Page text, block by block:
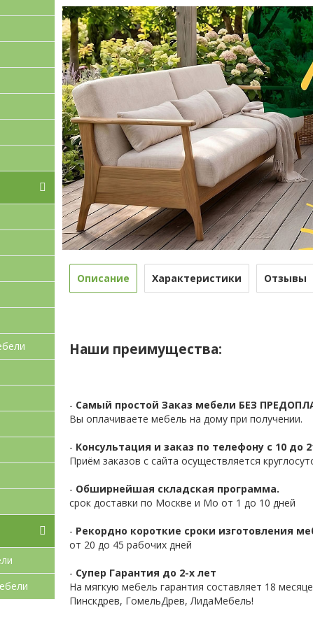
Описание Характеристики Отзывы
Наши преимущества:
- Самый простой Заказ мебели БЕЗ
Вы оплачиваете мебель на дому при получении.
- Консультация и заказ по телефону с 10 до
Приём заказов с сайта осуществляется
- Обширнейшая складская программа.
срок доставки по Москве и Мо от 1 до 10 дней
- Рекордно короткие сроки изготовления
от 20 до 45 рабочих дней
- Супер Гарантия до 2-х лет
На мягкую мебель гарантия составляет 18
Пинскдрев, ГомельДрев, ЛидаМебель!